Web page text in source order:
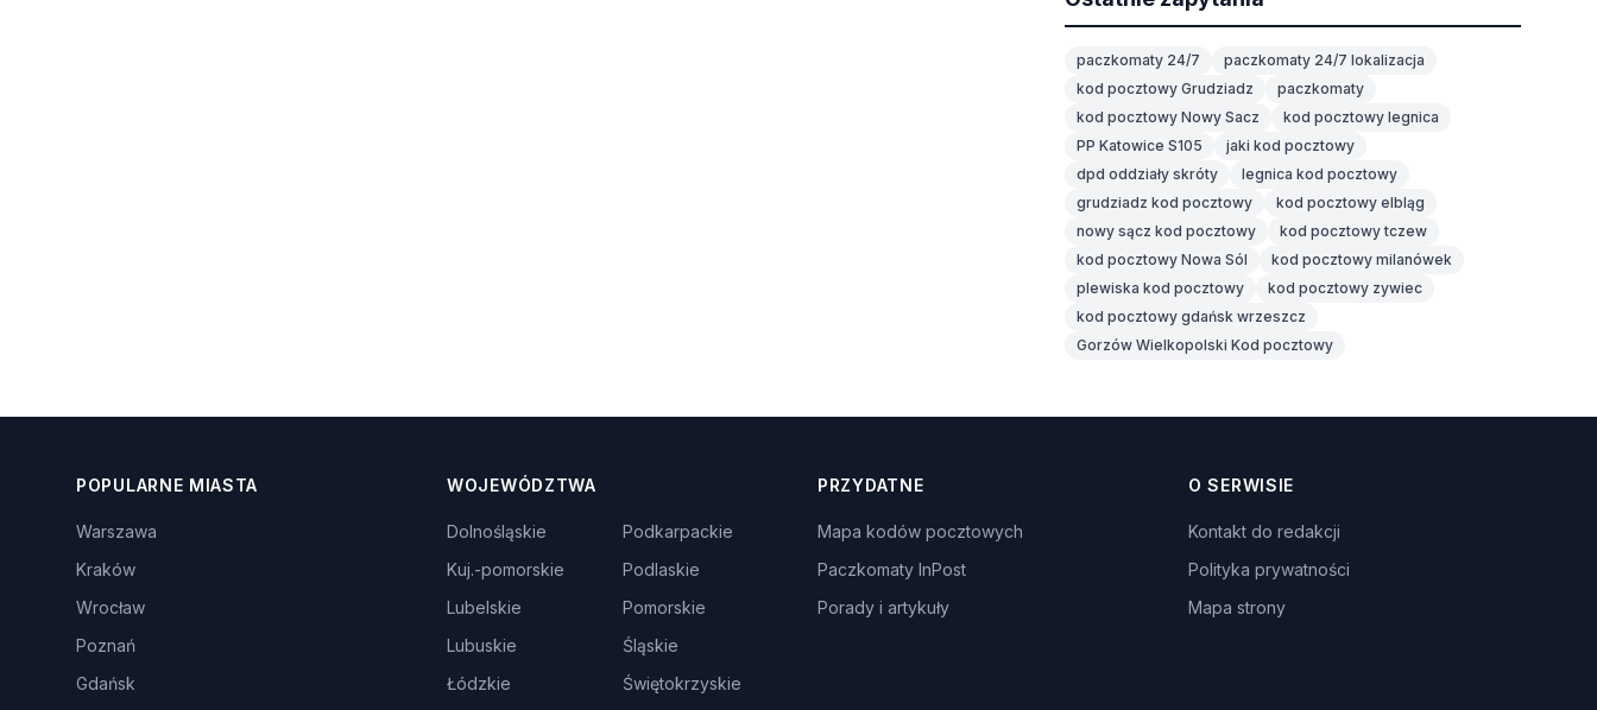
paczkomaty 24/7
paczkomaty 24/7 lokalizacja
kod pocztowy Grudziadz
paczkomaty
kod pocztowy Nowy Sacz
kod pocztowy legnica
PP Katowice S105
jaki kod pocztowy
dpd oddziały skróty
legnica kod pocztowy
grudziadz kod pocztowy
kod pocztowy elbląg
nowy sącz kod pocztowy
kod pocztowy tczew
kod pocztowy Nowa Sól
kod pocztowy milanówek
plewiska kod pocztowy
kod pocztowy zywiec
kod pocztowy gdańsk wrzeszcz
Gorzów Wielkopolski Kod pocztowy
POPULARNE MIASTA
Warszawa
Kraków
Wrocław
Poznań
Gdańsk
WOJEWÓDZTWA
Dolnośląskie
Kuj.-pomorskie
Lubelskie
Lubuskie
Łódzkie
Podkarpackie
Podlaskie
Pomorskie
Śląskie
Świętokrzyskie
PRZYDATNE
Mapa kodów pocztowych
Paczkomaty InPost
Porady i artykuły
O SERWISIE
Kontakt do redakcji
Polityka prywatności
Mapa strony